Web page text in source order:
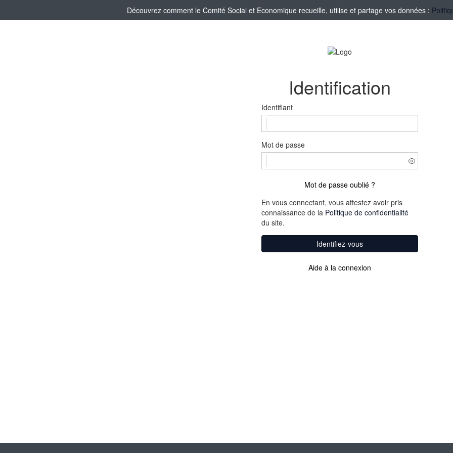
Découvrez comment le Comité Social et Economique recueille, utilise et partage vos données :
Identification
Identifiant
Mot de passe
Mot de passe oublié ?
En vous connectant, vous attestez avoir pris
connaissance de la Politique de confidentialité
du site.
Identifiez-vous
Aide à la connexion